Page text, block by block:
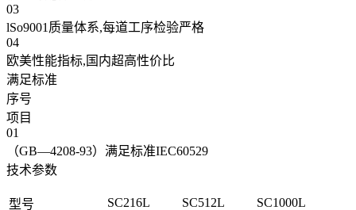
03
lSo9001质量体系,每道工序检验严格
04
欧美性能指标,国内超高性价比
满足标准
序号
项目
01
（GB—4208-93）满足标准IEC60529
技术参数
型号 SC216L SC512L SC1000L